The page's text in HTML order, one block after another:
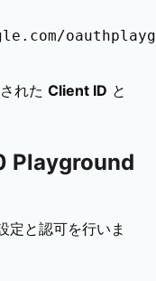
れた Client ID と
Playground
と認可を行いま